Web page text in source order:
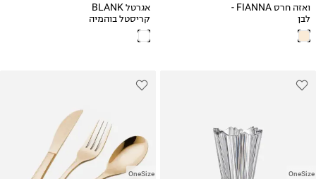
ואזה חרס FIANNA -
לבן
אגרטל BLANK
קריסטל בוהמיה
OneSize
OneSize